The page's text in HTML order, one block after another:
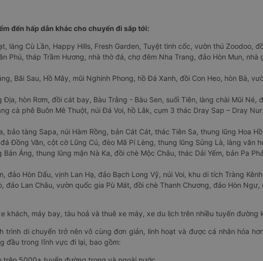
đến hấp dẫn khác cho chuyến đi sắp tới:
làng Cù Lần, Happy Hills, Fresh Garden, Tuyệt tình cốc, vườn thú Zoodoo,
Phú, tháp Trầm Hương, nhà thờ đá, chợ đêm Nha Trang, đảo Hòn Mun,
Bãi Sau, Hồ Mây, mũi Nghinh Phong, hồ Đá Xanh, đồi Con Heo, hòn Bà,
Địa, hòn Rơm, đồi cát bay, Bàu Trắng - Bàu Sen, suối Tiên, làng chài Mũi Né,
cà phê Buôn Mê Thuột, núi Đá Voi, hồ Lắk, cụm 3 thác Dray Sap – Dray
bảo tàng Sapa, núi Hàm Rồng, bản Cát Cát, thác Tiên Sa, thung lũng Hoa
Đồng Văn, cột cờ Lũng Cú, đèo Mã Pí Lèng, thung lũng Sủng Là, làng văn
Bản Áng, thung lũng mận Nà Ka, đồi chè Mộc Châu, thác Dải Yếm, bản Pa
đảo Hòn Dấu, vịnh Lan Hạ, đảo Bạch Long Vỹ, núi Voi, khu di tích Tràng
đảo Lan Châu, vườn quốc gia Pù Mát, đồi chè Thanh Chương, đảo Hòn
khách, máy bay, tàu hoả và thuê xe máy, xe du lịch trên nhiều tuyến đường
trình di chuyển trở nên vô cùng đơn giản, linh hoạt và được cá nhân hóa
đầu trong lĩnh vực đi lại, bao gồm: